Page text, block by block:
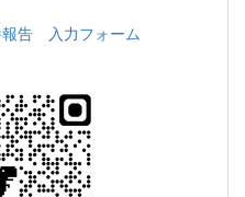
報告 入力フォーム